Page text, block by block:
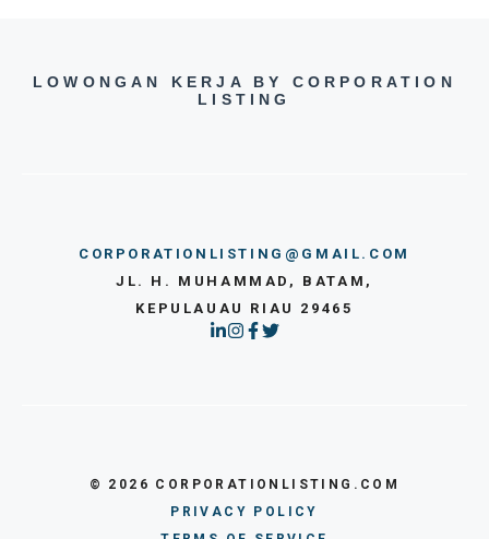
LOWONGAN KERJA BY CORPORATION
LISTING
CORPORATIONLISTING@GMAIL.COM
JL. H. MUHAMMAD, BATAM,
KEPULAUAU RIAU 29465
© 2026 CORPORATIONLISTING.COM
PRIVACY POLICY